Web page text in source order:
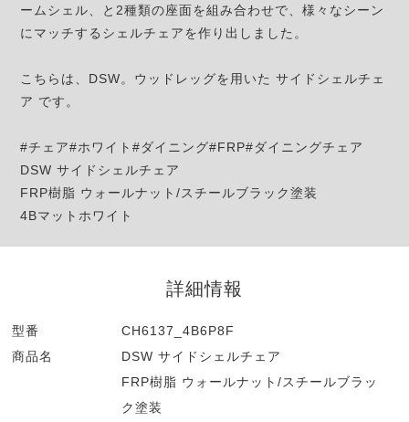
ームシェル、と2種類の座面を組み合わせで、様々なシーン
にマッチするシェルチェアを作り出しました。
こちらは、DSW。ウッドレッグを用いた サイドシェルチェ
ア です。
#チェア#ホワイト#ダイニング#FRP#ダイニングチェア
DSW サイドシェルチェア
FRP樹脂 ウォールナット/スチールブラック塗装
4Bマットホワイト
詳細情報
型番
CH6137_4B6P8F
商品名
DSW サイドシェルチェア
FRP樹脂 ウォールナット/スチールブラッ
ク塗装